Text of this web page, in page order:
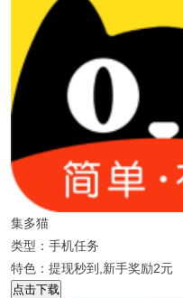
集多猫
类型：手机任务
特色：提现秒到,新手奖励2元
点击下载